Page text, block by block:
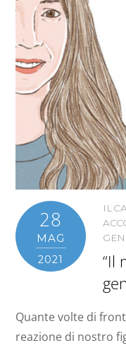
28
MAG
2021
IL
“Il
Quante volte di
reazione di nostro